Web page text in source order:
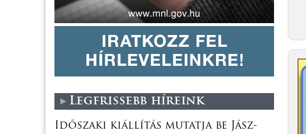
Legfrissebb híreink
Időszaki kiállítás mutatja be Jász-